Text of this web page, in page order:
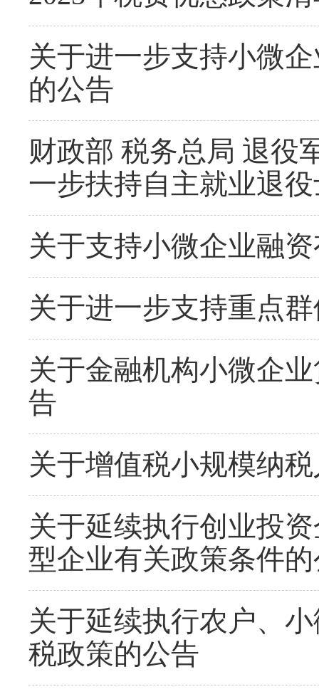
关于进一步支持小微
的公告
财政部 税务总局 退役
一步扶持自主就业退
关于支持小微企业融
关于进一步支持重点
关于金融机构小微企
告
关于增值税小规模纳
关于延续执行创业投
型企业有关政策条件
关于延续执行农户、
税政策的公告